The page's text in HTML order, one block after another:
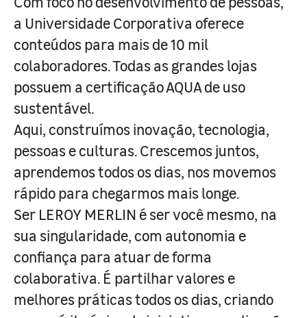
a Universidade Corporativa oferece
conteúdos para mais de 10 mil
colaboradores. Todas as grandes lojas
possuem a certificação AQUA de uso
sustentável.
Aqui, construímos inovação, tecnologia,
pessoas e culturas. Crescemos juntos,
aprendemos todos os dias, nos movemos
rápido para chegarmos mais longe.
Ser LEROY MERLIN é ser você mesmo, na
sua singularidade, com autonomia e
confiança para atuar de forma
colaborativa. É partilhar valores e
melhores práticas todos os dias, criando